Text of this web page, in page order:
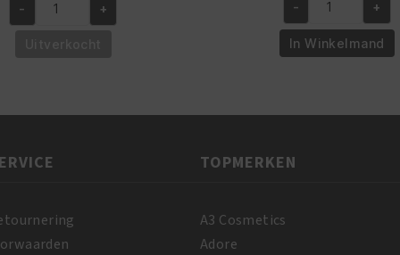
was:
is:
Shampoo
- +
was:
€6.95.
is:
€5.95.
Pride
Olive
ml
- +
In Winkelmand
TOPMERKEN
A3 Cosmetics
Adore